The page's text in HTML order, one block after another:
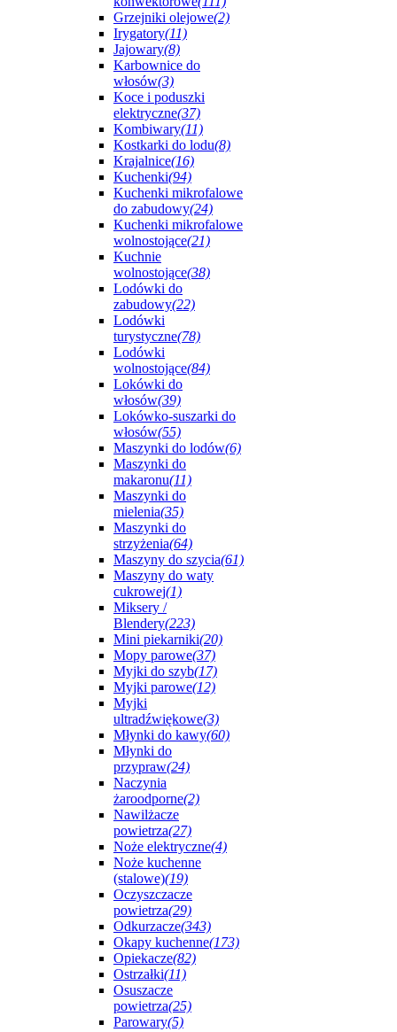
Grzejniki olejowe(2)
Irygatory(11)
Jajowary(8)
Karbownice do
włosów(3)
Koce i poduszki
elektryczne(37)
Kombiwary(11)
Kostkarki do lodu(8)
Krajalnice(16)
Kuchenki(94)
Kuchenki mikrofalowe
do zabudowy(24)
Kuchenki mikrofalowe
wolnostojące(21)
Kuchnie
wolnostojące(38)
Lodówki do
zabudowy(22)
Lodówki
turystyczne(78)
Lodówki
wolnostojące(84)
Lokówki do
włosów(39)
Lokówko-suszarki do
włosów(55)
Maszynki do lodów(6)
Maszynki do
makaronu(11)
Maszynki do
mielenia(35)
Maszynki do
strzyżenia(64)
Maszyny do szycia(61)
Maszyny do waty
cukrowej(1)
Miksery /
Blendery(223)
Mini piekarniki(20)
Mopy parowe(37)
Myjki do szyb(17)
Myjki parowe(12)
Myjki
ultradźwiękowe(3)
Młynki do kawy(60)
Młynki do
przypraw(24)
Naczynia
żaroodporne(2)
Nawilżacze
powietrza(27)
Noże elektryczne(4)
Noże kuchenne
(stalowe)(19)
Oczyszczacze
powietrza(29)
Odkurzacze(343)
Okapy kuchenne(173)
Opiekacze(82)
Ostrzałki(11)
Osuszacze
powietrza(25)
Parowary(5)